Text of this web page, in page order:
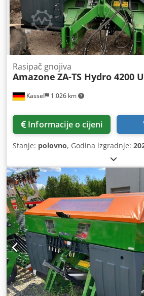
Kassel 1.026 km
Rasipač gnojiva
Amazone ZA-TS Hydro 4200
Informacije o cijeni
Stanje: polovno, Godina izgradnje: